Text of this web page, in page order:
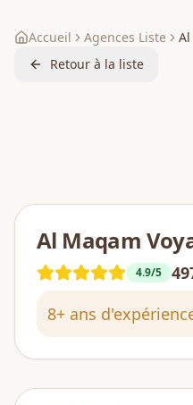
Accueil Agences Liste
Retour à la liste
Al Maqam
4.9/5
8+ ans